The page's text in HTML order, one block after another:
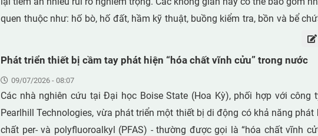
quen thuộc như: hố bò, hố đất, hầm kỹ thuật, buồng kiểm tra, bồn và bể
đường ống, hố ga và thậm chí cả những căn phòng trông có vẻ bình
đều có điểm chung là thiếu lối vào và lối ra phù hợp. Sự hạn chế về lối vào và lối ra là
một trong những yếu tố chính khiến công việc trong không gian kín trở
Ngoài ra, nguy cơ càng trở nên nghiêm trọng hơn khi người lao động phải
mình, đối mặt với các mối nguy đặc thù của không gian kín và chịu các rủi
mức độ cao hơn so với nhiều môi trường làm việc thông thường.
Phát triển thiết bị cầm tay phát hiện “hóa chất vĩnh cửu” trong nước
09/07/2026 - 08:07
Các nhà nghiên cứu tại Đại học Boise State (Hoa Kỳ), phối hợp với công
Pearlhill Technologies, vừa phát triển một thiết bị di động có khả năng phát
chất per- và polyfluoroalkyl (PFAS) - thường được gọi là “hóa chất vĩnh